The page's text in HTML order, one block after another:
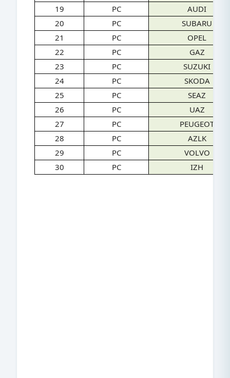
19
PC
AUDI
20
PC
SUBARU
21
PC
OPEL
22
PC
GAZ
23
PC
SUZUKI
24
PC
SKODA
25
PC
SEAZ
26
PC
UAZ
27
PC
PEUGEOT
28
PC
AZLK
29
PC
VOLVO
30
PC IZH